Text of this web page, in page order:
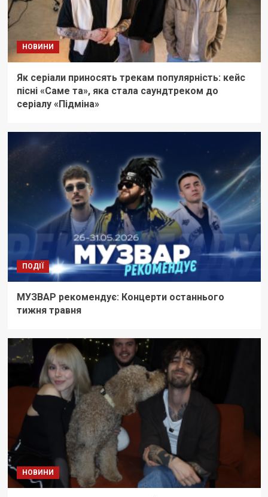
НОВИНИ
Як серіали приносять трекам популярність: кейс
пісні «Саме та», яка стала саундтреком до
серіалу «Підміна»
ПОДІЇ
МУЗВАР рекомендує: Концерти останнього
тижня травня
НОВИНИ